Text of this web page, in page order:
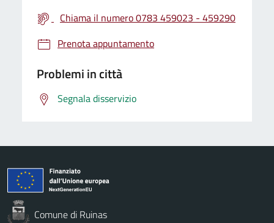
Chiama il numero 0783 459023 - 459290
Prenota appuntamento
Problemi in città
Segnala disservizio
Comune di Ruinas